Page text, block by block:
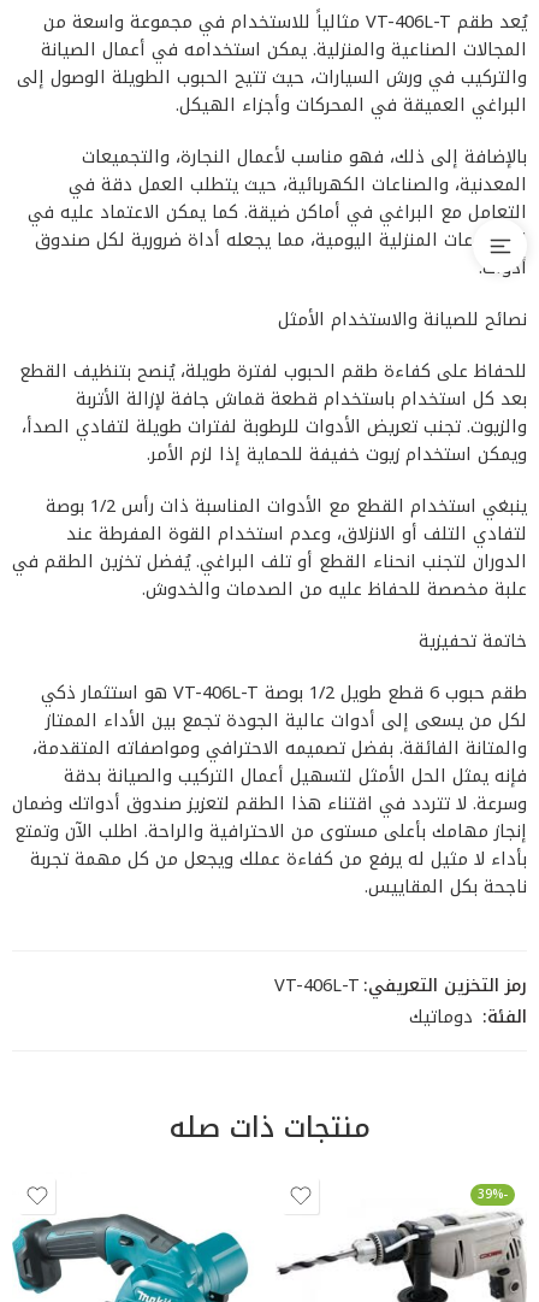
يُعد طقم VT-406L-T مثالياً للاستخدام في مجموعة واسعة من
المجالات الصناعية والمنزلية. يمكن استخدامه في أعمال الصيانة
والتركيب في ورش السيارات، حيث تتيح الحبوب الطويلة الوصول إلى
البراغي العميقة في المحركات وأجزاء الهيكل.
بالإضافة إلى ذلك، فهو مناسب لأعمال النجارة، والتجميعات
المعدنية، والصناعات الكهربائية، حيث يتطلب العمل دقة في
التعامل مع البراغي في أماكن ضيقة. كما يمكن الاعتماد عليه في
المشروعات المنزلية اليومية، مما يجعله أداة ضرورية لكل صندوق
أدوات.
نصائح للصيانة والاستخدام الأمثل
للحفاظ على كفاءة طقم الحبوب لفترة طويلة، يُنصح بتنظيف القطع
بعد كل استخدام باستخدام قطعة قماش جافة لإزالة الأتربة
والزيوت. تجنب تعريض الأدوات للرطوبة لفترات طويلة لتفادي الصدأ،
ويمكن استخدام زيوت خفيفة للحماية إذا لزم الأمر.
ينبغي استخدام القطع مع الأدوات المناسبة ذات رأس 1/2 بوصة
لتفادي التلف أو الانزلاق، وعدم استخدام القوة المفرطة عند
الدوران لتجنب انحناء القطع أو تلف البراغي. يُفضل تخزين الطقم في
علبة مخصصة للحفاظ عليه من الصدمات والخدوش.
خاتمة تحفيزية
طقم حبوب 6 قطع طويل 1/2 بوصة VT-406L-T هو استثمار ذكي
لكل من يسعى إلى أدوات عالية الجودة تجمع بين الأداء الممتاز
والمتانة الفائقة. بفضل تصميمه الاحترافي ومواصفاته المتقدمة،
فإنه يمثل الحل الأمثل لتسهيل أعمال التركيب والصيانة بدقة
وسرعة. لا تتردد في اقتناء هذا الطقم لتعزيز صندوق أدواتك وضمان
إنجاز مهامك بأعلى مستوى من الاحترافية والراحة. اطلب الآن وتمتع
بأداء لا مثيل له يرفع من كفاءة عملك ويجعل من كل مهمة تجربة
ناجحة بكل المقاييس.
رمز التخزين التعريفي:VT-406L-T
الفئة: دوماتيك
منتجات ذات صله
-39%